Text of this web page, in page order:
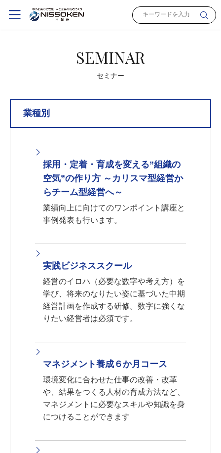
SEMINAR
セミナー
業種別
採用・定着・育成を変える”組織の
空気”の作り方 ～カリスマ型経営か
らチーム型経営へ～
業績向上に向けてのワンポイント講座と
事例発表も行います。
実践ビジネススクール
経営のイロハ（必要な数字や考え方）を
学び、将来のなりたい姿に基づいた中期
経営計画を作成する研修。数字に強くな
りたい経営者は必須です。
マネジメント養成６か月コース
環境変化に合わせた仕事の改善・改革
や、結果をつくる人材の育成方法など、
マネジメントに必要なスキルや知識を身
につけることができます